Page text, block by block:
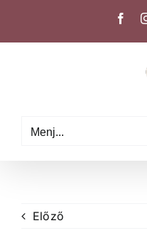
Menj...
Előző